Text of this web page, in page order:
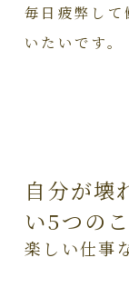
毎日疲弊して
いたいです。
自分が壊
い5つのこ
楽しい仕事